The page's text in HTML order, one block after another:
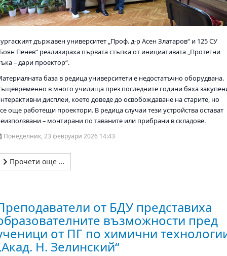
държавен университет „Проф. д-р Асен Златаров“ и 125 СУ
Пенев“ реализираха първата стъпка от инициативата „Протегни
– дари проектор“.
база в редица университети е недостатъчно оборудвана.
в много училища през последните години бяха
дисплеи, което доведе до освобождаване на старите, но
още работещи проектори. В редица случаи тези устройства остават
– монтирани по таваните или прибрани в складове.
Понеделник, 23 февруари 2026 14:43
Прочети още …
от БДУ представиха
възможности пред
от ПГ по химични
Н. Зелинский“